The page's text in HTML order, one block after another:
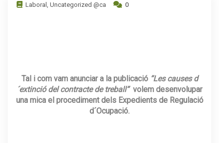
Laboral , Uncategorized @ca 0
Tal i com vam anunciar a la publicació “Les causes d
´extinció del contracte de treball”volem desenvolupar
una mica el procediment dels Expedients de Regulació
d´Ocupació.